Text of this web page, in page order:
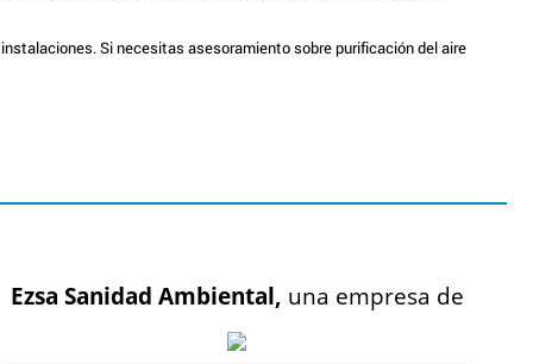
Si necesitas asesoramiento sobre purificación del aire
Ezsa Sanidad Ambiental, una empresa de